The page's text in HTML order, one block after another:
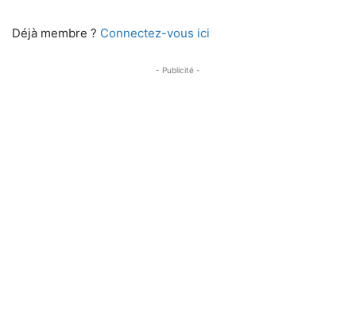
Déjà membre ? Connectez-vous ici
- Publicité -